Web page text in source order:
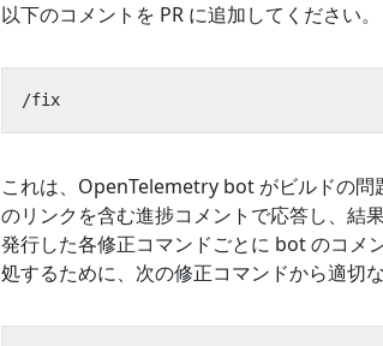
以下のコメントを PR に追加してください。
これは、OpenTelemetry bot がビルドの
のリンクを含む進捗コメントで応答し、結
発行した各修正コマンドごとに bot のコメ
処するために、次の修正コマンドから適切